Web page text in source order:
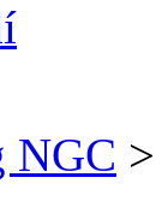
NGC >